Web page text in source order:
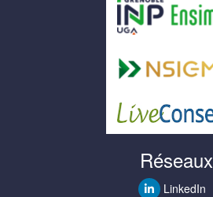
Réseaux
LinkedIn